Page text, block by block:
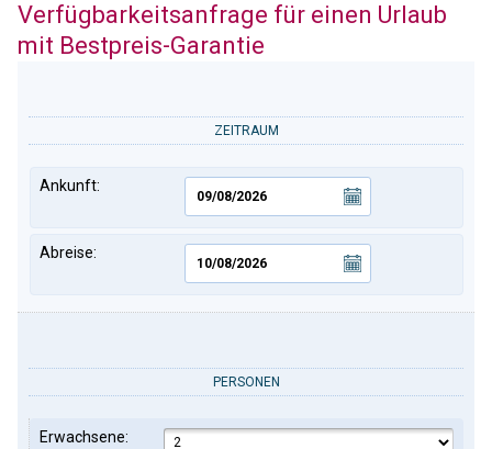
Verfügbarkeitsanfrage für einen Urlaub
mit Bestpreis-Garantie
ZEITRAUM
Ankunft:
Abreise:
PERSONEN
Erwachsene: